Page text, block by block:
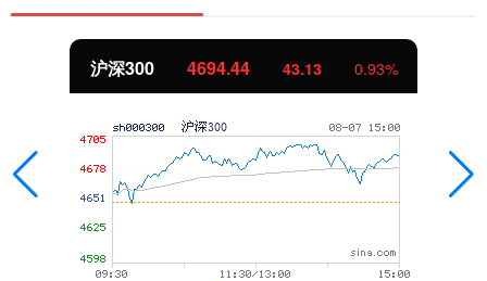
沪深300 4694.44 43.13 0.93%